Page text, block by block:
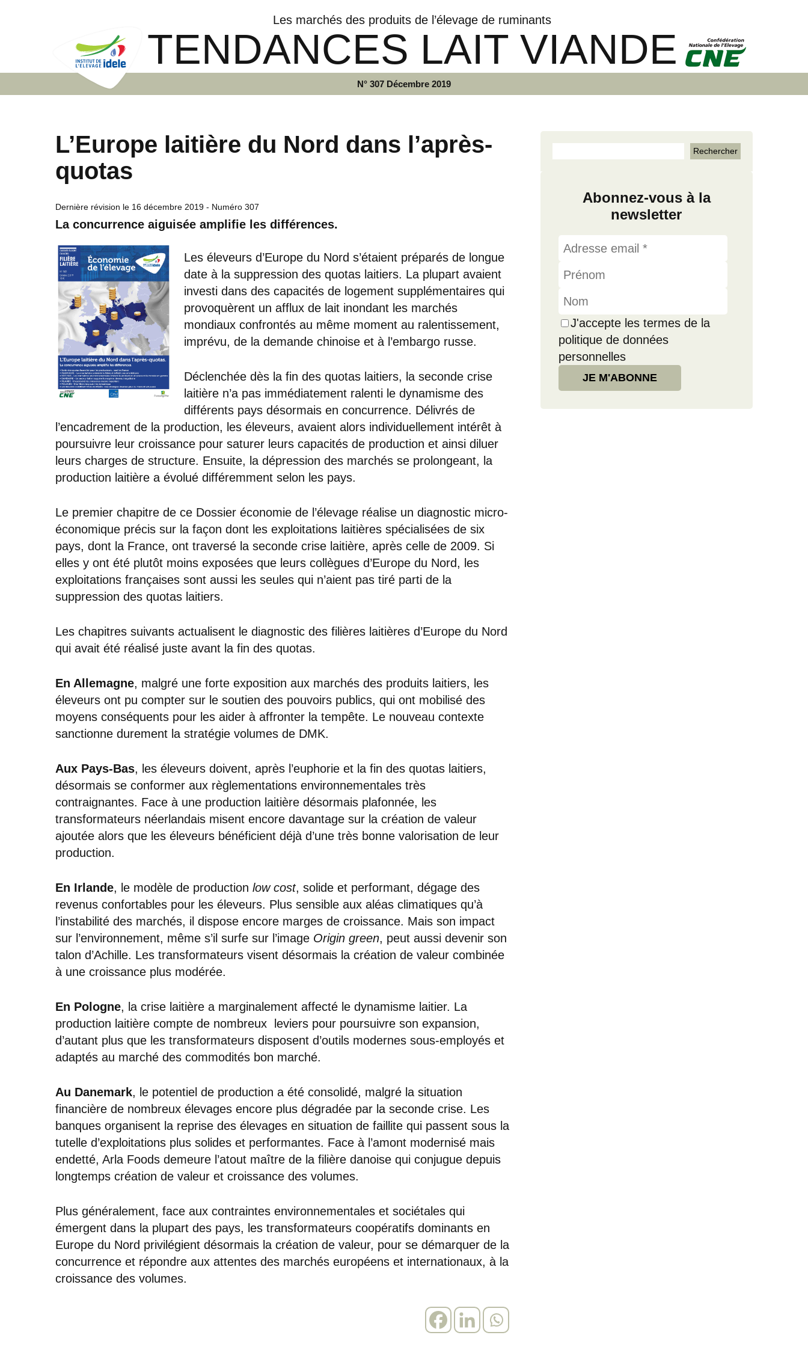
Les marchés des produits de l’élevage de ruminants
TENDANCES LAIT VIANDE
N° 307 Décembre 2019
L’Europe laitière du Nord dans l’après-
quotas
Dernière révision le 16 décembre 2019 - Numéro 307
La concurrence aiguisée amplifie les différences.
Les éleveurs d’Europe du Nord s’étaient préparés de longue
date à la suppression des quotas laitiers. La plupart avaient
investi dans des capacités de logement supplémentaires qui
provoquèrent un afflux de lait inondant les marchés
mondiaux confrontés au même moment au ralentissement,
imprévu, de la demande chinoise et à l’embargo russe.
Déclenchée dès la fin des quotas laitiers, la seconde crise
laitière n’a pas immédiatement ralenti le dynamisme des
différents pays désormais en concurrence. Délivrés de
l’encadrement de la production, les éleveurs, avaient alors individuellement intérêt à
poursuivre leur croissance pour saturer leurs capacités de production et ainsi diluer
leurs charges de structure. Ensuite, la dépression des marchés se prolongeant, la
production laitière a évolué différemment selon les pays.
Le premier chapitre de ce Dossier économie de l’élevage réalise un diagnostic micro-
économique précis sur la façon dont les exploitations laitières spécialisées de six
pays, dont la France, ont traversé la seconde crise laitière, après celle de 2009. Si
elles y ont été plutôt moins exposées que leurs collègues d’Europe du Nord, les
exploitations françaises sont aussi les seules qui n’aient pas tiré parti de la
suppression des quotas laitiers.
Les chapitres suivants actualisent le diagnostic des filières laitières d’Europe du Nord
qui avait été réalisé juste avant la fin des quotas.
En Allemagne, malgré une forte exposition aux marchés des produits laitiers, les
éleveurs ont pu compter sur le soutien des pouvoirs publics, qui ont mobilisé des
moyens conséquents pour les aider à affronter la tempête. Le nouveau contexte
sanctionne durement la stratégie volumes de DMK.
Aux Pays-Bas, les éleveurs doivent, après l’euphorie et la fin des quotas laitiers,
désormais se conformer aux règlementations environnementales très
contraignantes. Face à une production laitière désormais plafonnée, les
transformateurs néerlandais misent encore davantage sur la création de valeur
ajoutée alors que les éleveurs bénéficient déjà d’une très bonne valorisation de leur
production.
En Irlande, le modèle de production low cost, solide et performant, dégage des
revenus confortables pour les éleveurs. Plus sensible aux aléas climatiques qu’à
l’instabilité des marchés, il dispose encore marges de croissance. Mais son impact
sur l’environnement, même s’il surfe sur l’image Origin green, peut aussi devenir son
talon d’Achille. Les transformateurs visent désormais la création de valeur combinée
à une croissance plus modérée.
En Pologne, la crise laitière a marginalement affecté le dynamisme laitier. La
production laitière compte de nombreux leviers pour poursuivre son expansion,
d’autant plus que les transformateurs disposent d’outils modernes sous-employés et
adaptés au marché des commodités bon marché.
Au Danemark, le potentiel de production a été consolidé, malgré la situation
financière de nombreux élevages encore plus dégradée par la seconde crise. Les
banques organisent la reprise des élevages en situation de faillite qui passent sous la
tutelle d’exploitations plus solides et performantes. Face à l’amont modernisé mais
endetté, Arla Foods demeure l’atout maître de la filière danoise qui conjugue depuis
longtemps création de valeur et croissance des volumes.
Plus généralement, face aux contraintes environnementales et sociétales qui
émergent dans la plupart des pays, les transformateurs coopératifs dominants en
Europe du Nord privilégient désormais la création de valeur, pour se démarquer de la
concurrence et répondre aux attentes des marchés européens et internationaux, à la
croissance des volumes.
Abonnez-vous à la
newsletter
J'accepte les termes de la
politique de données
personnelles